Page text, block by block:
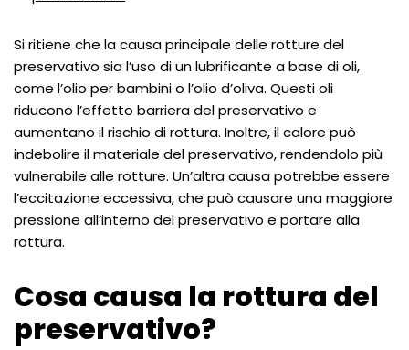
Si ritiene che la causa principale delle rotture del
preservativo sia l’uso di un lubrificante a base di oli,
come l’olio per bambini o l’olio d’oliva. Questi oli
riducono l’effetto barriera del preservativo e
aumentano il rischio di rottura. Inoltre, il calore può
indebolire il materiale del preservativo, rendendolo più
vulnerabile alle rotture. Un’altra causa potrebbe essere
l’eccitazione eccessiva, che può causare una maggiore
pressione all’interno del preservativo e portare alla
rottura.
Cosa causa la rottura del
preservativo?